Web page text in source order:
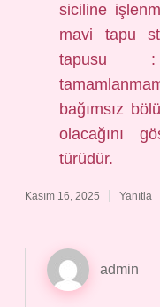
siciline
mavi tapu
tapusu :
bağımsız
olacağını
türüdür.
Kasım 16, 2025 Yanıtla
admin